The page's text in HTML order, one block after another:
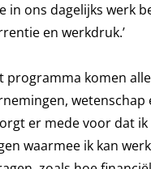
in ons dagelijks werk
en werkdruk.’
programma komen
wetenschap
er mede voor dat
waarmee ik kan